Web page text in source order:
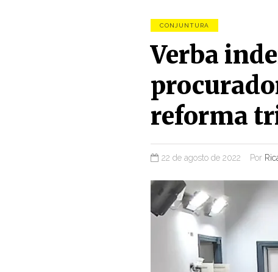
CONJUNTURA
Verba
reforma
22 de agosto de 2022 Por